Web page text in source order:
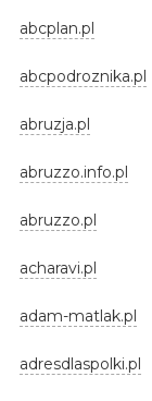
abcplan.pl
abcpodroznika.pl
abruzja.pl
abruzzo.info.pl
abruzzo.pl
acharavi.pl
adam-matlak.pl
adresdlaspolki.pl